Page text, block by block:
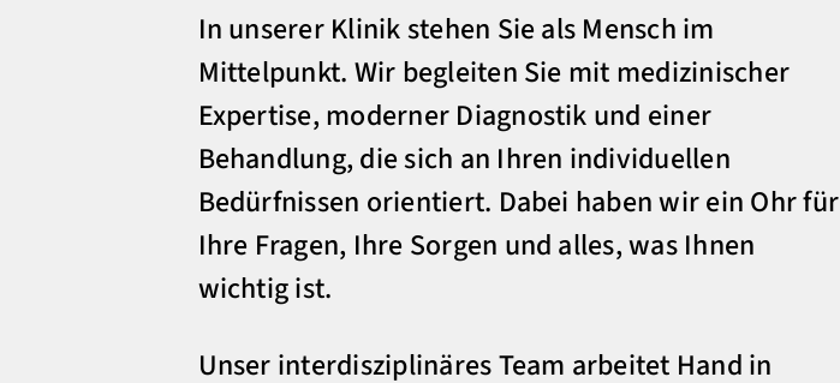
In unserer Klinik stehen Sie als Mensch im
Mittelpunkt. Wir begleiten Sie mit medizinischer
Expertise, moderner Diagnostik und einer
Behandlung, die sich an Ihren individuellen
Bedürfnissen orientiert. Dabei haben wir ein Ohr für
Ihre Fragen, Ihre Sorgen und alles, was Ihnen
wichtig ist.
Unser interdisziplinäres Team arbeitet Hand in